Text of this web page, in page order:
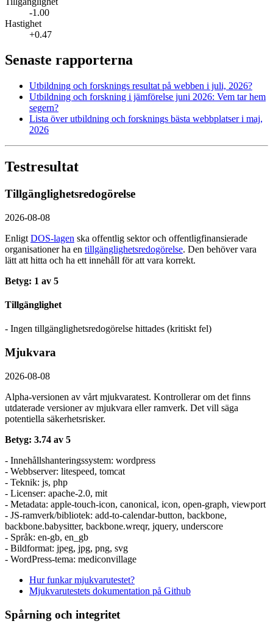
-1.00
Hastighet
+0.47
Senaste rapporterna
Utbildning och forsknings resultat på webben i juli, 2026?
Utbildning och forskning i jämförelse juni 2026: Vem tar hem
segern?
Lista över utbildning och forsknings bästa webbplatser i maj,
2026
Testresultat
Tillgänglighetsredogörelse
2026-08-08
Enligt DOS-lagen ska offentlig sektor och offentlig­finansierade
organisationer ha en tillgänglighets­redogörelse. Den behöver vara
lätt att hitta och ha ett innehåll för att vara korrekt.
Betyg: 1 av 5
Tillgänglighet
- Ingen tillgänglighetsredogörelse hittades (kritiskt fel)
Mjukvara
2026-08-08
Alpha-versionen av vårt mjukvaratest. Kontrollerar om det finns
utdaterade versioner av mjukvara eller ramverk. Det vill säga
potentiella säkerhetsrisker.
Betyg: 3.74 av 5
- Innehållshanteringssystem: wordpress
- Webbserver: litespeed, tomcat
- Teknik: js, php
- Licenser: apache-2.0, mit
- Metadata: apple-touch-icon, canonical, icon, open-graph, viewport
- JS-ramverk/bibliotek: add-to-calendar-button, backbone,
backbone.babysitter, backbone.wreqr, jquery, underscore
- Språk: en-gb, en_gb
- Bildformat: jpeg, jpg, png, svg
- WordPress-tema: mediconvillage
Hur funkar mjukvarutestet?
Mjukvarutestets dokumentation på Github
Spårning och integritet